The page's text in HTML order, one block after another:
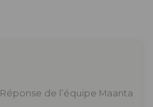
Réponse de l’équipe Maanta